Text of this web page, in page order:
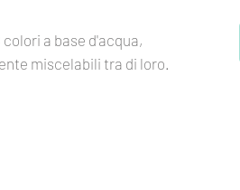
a base d'acqua,
miscelabili tra di loro.